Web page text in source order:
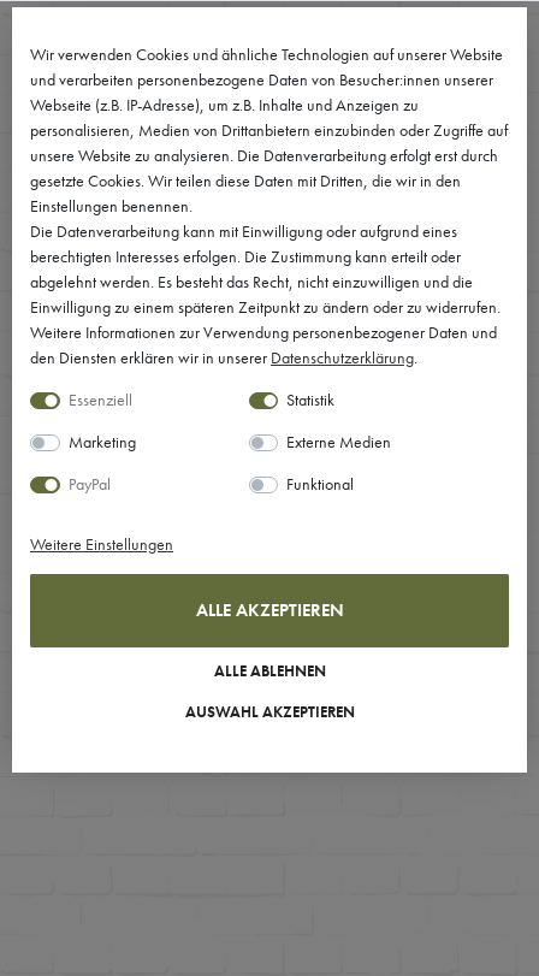
Wir verwenden Cookies und ähnliche Technologien auf unserer Website
und verarbeiten personenbezogene Daten von Besucher:innen unserer
Webseite (z.B. IP-Adresse), um z.B. Inhalte und Anzeigen zu
personalisieren, Medien von Drittanbietern einzubinden oder Zugriffe auf
unsere Website zu analysieren. Die Datenverarbeitung erfolgt erst durch
gesetzte Cookies. Wir teilen diese Daten mit Dritten, die wir in den
Einstellungen benennen.
Die Datenverarbeitung kann mit Einwilligung oder aufgrund eines
berechtigten Interesses erfolgen. Die Zustimmung kann erteilt oder
abgelehnt werden. Es besteht das Recht, nicht einzuwilligen und die
Einwilligung zu einem späteren Zeitpunkt zu ändern oder zu widerrufen.
Weitere Informationen zur Verwendung personenbezogener Daten und
den Diensten erklären wir in unserer Daten­schutz­erklärung.
Essenziell
Statistik
Marketing
Externe Medien
PayPal
Funktional
Weitere Einstellungen
ALLE AKZEPTIEREN
ALLE ABLEHNEN
AUSWAHL AKZEPTIEREN